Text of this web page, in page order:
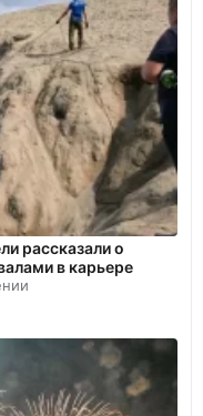
рассказали о
в карьере